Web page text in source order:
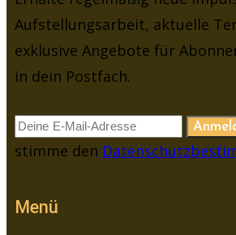
Aufstellungsarbeit, aktuelle
exklusive Angebote für
in dein Postfach.
stimme den
Menü